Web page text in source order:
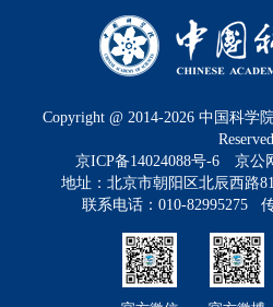
Copyright @ 2014-2026 中国科学
Reserved
京ICP备14024088号-6
京公
地址：北京市朝阳区北辰西路
联系电话：010-82995275